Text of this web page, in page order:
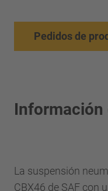
Pedidos de
Información
La suspensión
CBX46 de SAF con